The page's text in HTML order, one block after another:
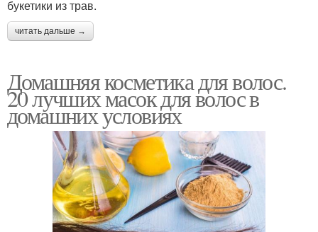
букетики из трав.
читать дальше →
Домашняя косметика для волос.
20 лучших масок для волос в
домашних условиях